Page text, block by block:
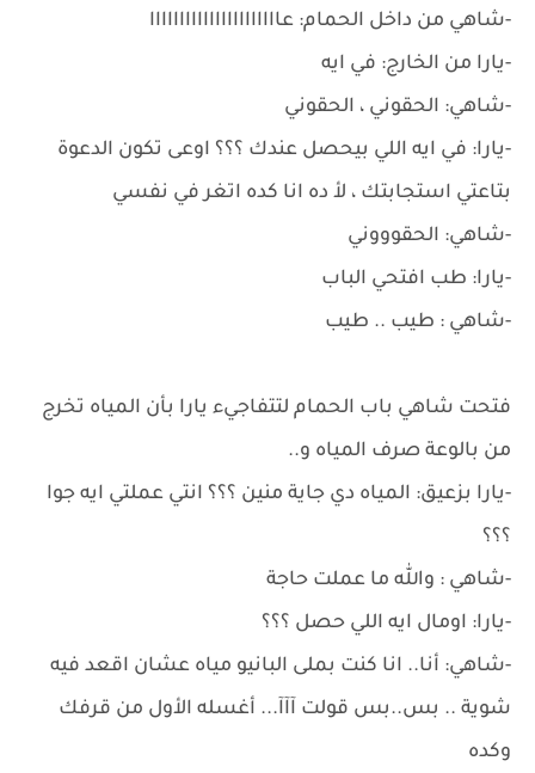
-شاهي من داخل الحمام: عاااااااااااااااااااااا
-يارا من الخارج: في ايه
-شاهي: الحقوني ، الحقوني
-يارا: في ايه اللي بيحصل عندك ؟؟؟ اوعى تكون الدعوة
بتاعتي استجابتك ، لأ ده انا كده اتغر في نفسي
-شاهي: الحقوووني
-يارا: طب افتحي الباب
-شاهي : طيب .. طيب
فتحت شاهي باب الحمام لتتفاجيء يارا بأن المياه تخرج
من بالوعة صرف المياه و..
-يارا بزعيق: المياه دي جاية منين ؟؟؟ انتي عملتي ايه جوا
؟؟؟
-شاهي : والله ما عملت حاجة
-يارا: اومال ايه اللي حصل ؟؟؟
-شاهي: أنا.. انا كنت بملى البانيو مياه عشان اقعد فيه
شوية .. بس..بس قولت آآآ... أغسله الأول من قرفك
وكده